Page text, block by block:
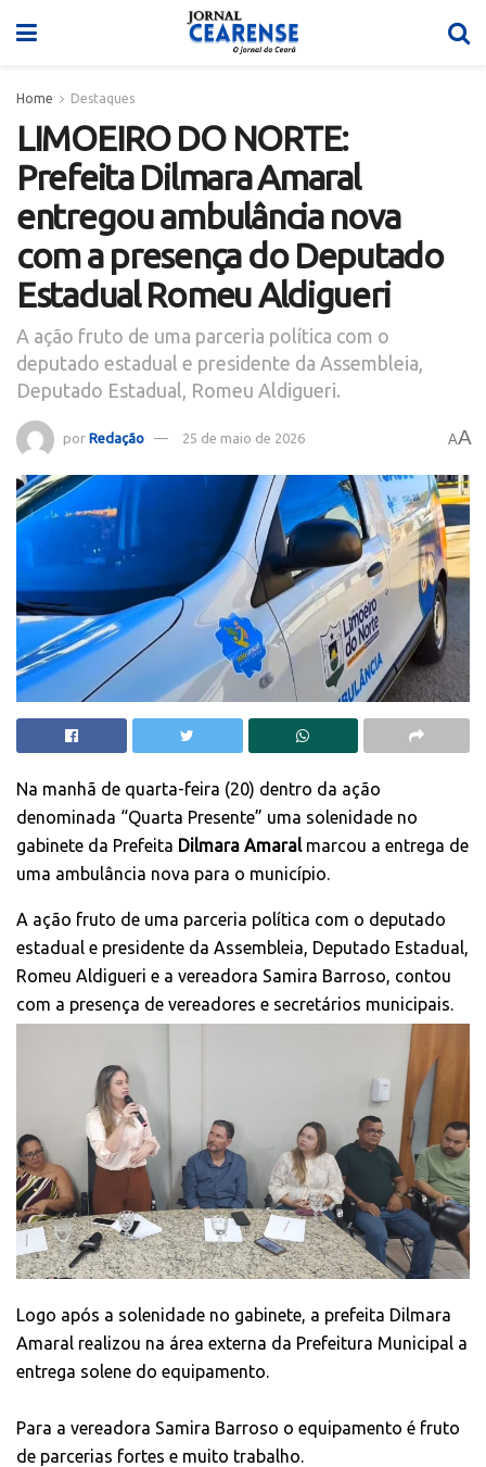
Home Destaques
LIMOEIRO DO NORTE:
Prefeita Dilmara Amaral
entregou ambulância nova
com a presença do Deputado
Estadual Romeu Aldigueri
A ação fruto de uma parceria política com o
deputado estadual e presidente da Assembleia,
Deputado Estadual, Romeu Aldigueri.
por Redação 25 de maio de 2026 AA
Na manhã de quarta-feira (20) dentro da ação
denominada “Quarta Presente” uma solenidade no
gabinete da Prefeita Dilmara Amaralmarcou a entrega de
uma ambulância nova para o município.
A ação fruto de uma parceria política com o deputado
estadual e presidente da Assembleia, Deputado Estadual,
Romeu Aldigueri e a vereadora Samira Barroso, contou
com a presença de vereadores e secretários municipais.
Logo após a solenidade no gabinete, a prefeita Dilmara
Amaral realizou na área externa da Prefeitura Municipal a
entrega solene do equipamento.
Para a vereadora Samira Barroso o equipamento é fruto
de parcerias fortes e muito trabalho.